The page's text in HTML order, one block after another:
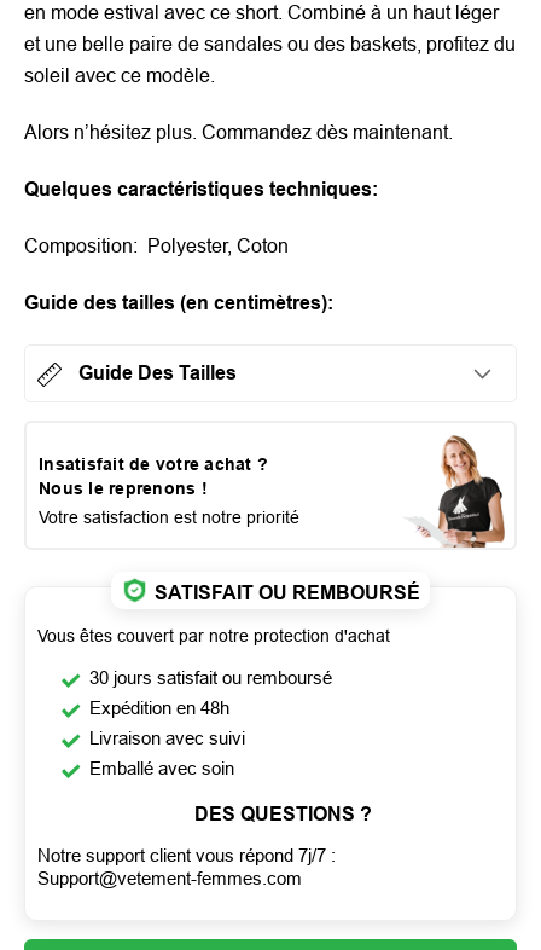
en mode estival avec ce short. Combiné à un haut léger
et une belle paire de sandales ou des baskets, profitez du
soleil avec ce modèle.
Alors n’hésitez plus. Commandez dès maintenant.
Quelques caractéristiques techniques:
Composition: Polyester, Coton
Guide des tailles (en centimètres):
Guide Des Tailles
Insatisfait de votre achat ?
Nous le reprenons !
Votre satisfaction est notre priorité
SATISFAIT OU REMBOURSÉ
Vous êtes couvert par notre protection d'achat
30 jours satisfait ou remboursé
Expédition en 48h
Livraison avec suivi
Emballé avec soin
DES QUESTIONS ?
Notre support client vous répond 7j/7 :
Support@vetement-femmes.com